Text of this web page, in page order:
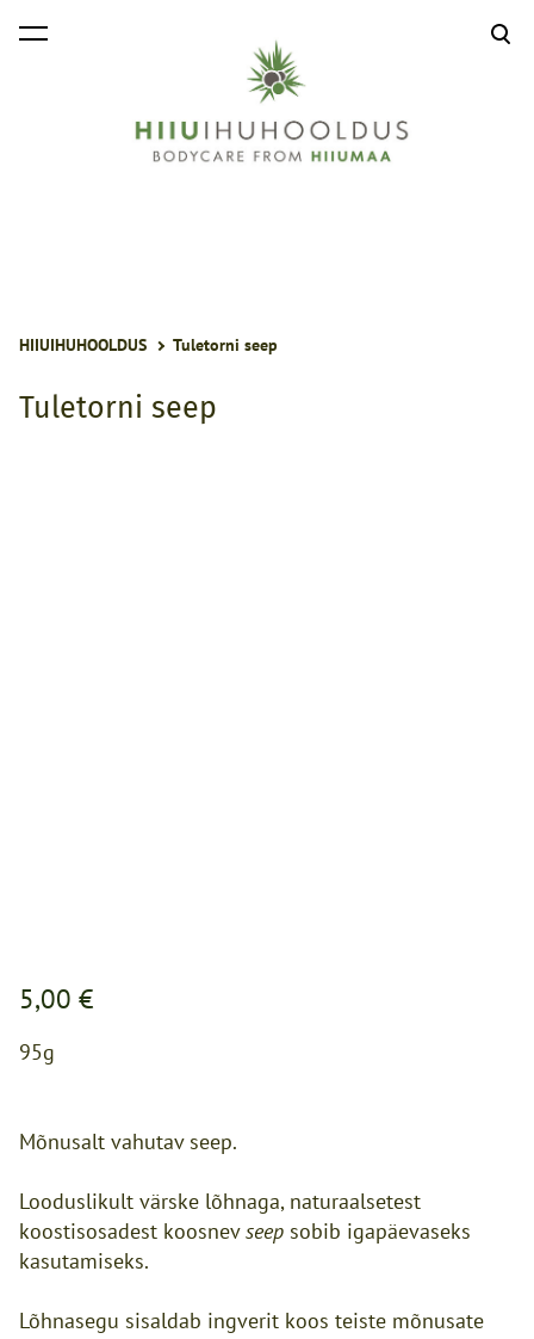
lisati ostukorvi. Vaata ostukorvi
HIIUIHUHOOLDUS Tuletorni seep
Tuletorni seep
5,00 €
95g
Mõnusalt vahutav seep.
Looduslikult värske lõhnaga, naturaalsetest
koostisosadest koosnevseep sobib igapäevaseks
kasutamiseks.
Lõhnasegu sisaldab ingverit koos teiste mõnusate